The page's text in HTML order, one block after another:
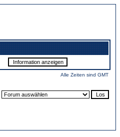
Alle Zeiten sind GMT